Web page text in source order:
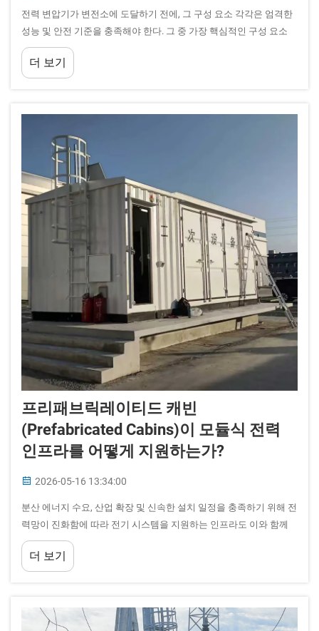
전력 변압기가 변전소에 도달하기 전에, 그 구성 요소 각각은 엄격한
성능 및 안전 기준을 충족해야 한다. 그 중 가장 핵심적인 구성 요소
중 하나는 고전압을 통하도록 절연된 도관 역할을 하는 변압기 부싱
이다...
더 보기
프리패브릭레이티드 캐빈
(Prefabricated Cabins)이 모듈식 전력
인프라를 어떻게 지원하는가?
2026-05-16 13:34:00
분산 에너지 수요, 산업 확장 및 신속한 설치 일정을 충족하기 위해 전
력망이 진화함에 따라 전기 시스템을 지원하는 인프라도 이와 함께
진화해야 합니다. 프리패브릭 캐빈은 이러한 환경에서 기반 시설로서
부상하고 있습니다...
더 보기